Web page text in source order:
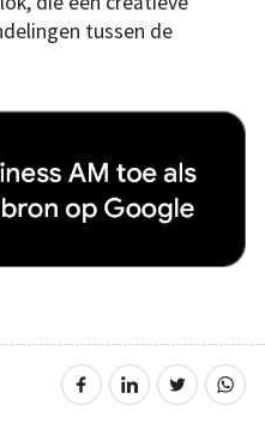
tussen de